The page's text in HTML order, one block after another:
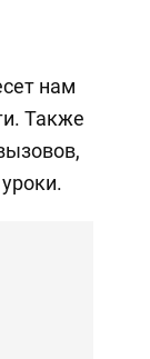
нам
Также